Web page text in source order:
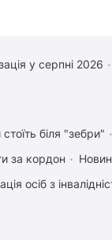
у серпні 2026
біля "зебри"
за кордон
осіб з